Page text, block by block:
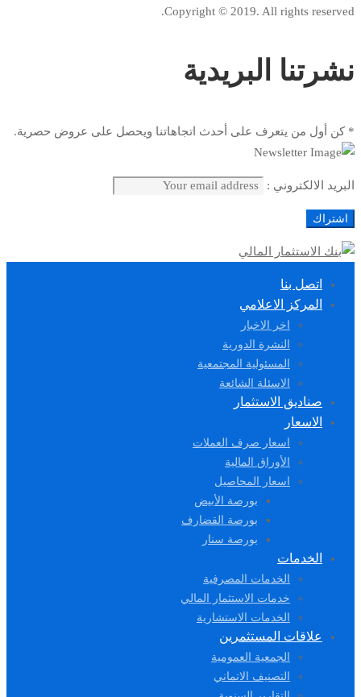
Copyright © 2019. All rights reserved.
نشرتنا البريدية
* كن أول من يتعرف على أحدث اتجاهاتنا ويحصل على عروض حصرية.
البريد الالكتروني :
اتصل بنا
المركز الاعلامي
اخر الاخبار
النشرة الدورية
المسئولية المجتمعية
الاسئلة الشائعة
صناديق الاستثمار
الاسعار
اسعار صرف العملات
الأوراق المالية
اسعار المحاصيل
بورصة الأبيض
بورصة القضارف
بورصة سنار
الخدمات
الخدمات المصرفية
خدمات الاستثمار المالي
الخدمات الاستشارية
علاقات المستثمرين
الجمعية العمومية
التصنيف الاتماني